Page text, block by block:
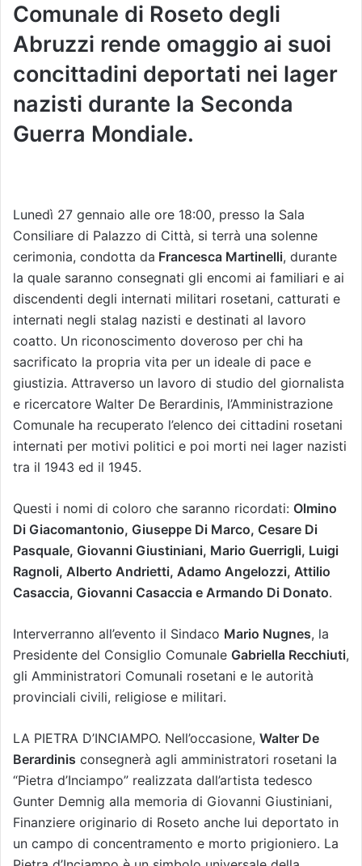
Comunale di Roseto degli
Abruzzi rende omaggio ai suoi
concittadini deportati nei lager
nazisti durante la Seconda
Guerra Mondiale.
Lunedì 27 gennaio alle ore 18:00, presso la Sala
Consiliare di Palazzo di Città, si terrà una solenne
cerimonia, condotta da Francesca Martinelli, durante
la quale saranno consegnati gli encomi ai familiari e ai
discendenti degli internati militari rosetani, catturati e
internati negli stalag nazisti e destinati al lavoro
coatto. Un riconoscimento doveroso per chi ha
sacrificato la propria vita per un ideale di pace e
giustizia. Attraverso un lavoro di studio del giornalista
e ricercatore Walter De Berardinis, l’Amministrazione
Comunale ha recuperato l’elenco dei cittadini rosetani
internati per motivi politici e poi morti nei lager nazisti
tra il 1943 ed il 1945.
Questi i nomi di coloro che saranno ricordati: Olmino
Di Giacomantonio, Giuseppe Di Marco, Cesare Di
Pasquale, Giovanni Giustiniani, Mario Guerrigli, Luigi
Ragnoli, Alberto Andrietti, Adamo Angelozzi, Attilio
Casaccia, Giovanni Casaccia e Armando Di Donato.
Interverranno all’evento il Sindaco Mario Nugnes, la
Presidente del Consiglio Comunale Gabriella Recchiuti,
gli Amministratori Comunali rosetani e le autorità
provinciali civili, religiose e militari.
LA PIETRA D’INCIAMPO. Nell’occasione, Walter De
Berardinis consegnerà agli amministratori rosetani la
“Pietra d’Inciampo” realizzata dall’artista tedesco
Gunter Demnig alla memoria di Giovanni Giustiniani,
Finanziere originario di Roseto anche lui deportato in
un campo di concentramento e morto prigioniero. La